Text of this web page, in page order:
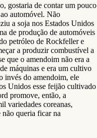
gostaria de contar um pouco
automóvel. Não
a soja nos Estados Unidos
de produção de automóveis
petróleo de Rockfeller e
a produzir combustível a
que o amendoim não era a
máquinas e era um cultivo
invés do amendoim, ele
Unidos esse feijão cultivado
promove, então, a
variedades coreanas,
não queria ficar na